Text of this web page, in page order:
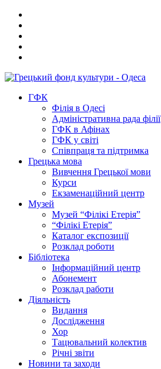
ГФК
Філія в Одесі
Адміністративна рада філії
ГФК в Афінах
ГФК у світі
Співпраця та підтримка
Грецька мова
Вивчення Грецької мови
Курси
Екзаменаційний центр
Музей
Музей “Філікі Етерія”
“Філікі Етерія”
Каталог експозиції
Розклад роботи
Бібліотека
Інформаційний центр
Абонемент
Розклад работи
Діяльність
Видання
Дослідження
Хор
Тацювальний колектив
Річні звіти
Новини та заходи